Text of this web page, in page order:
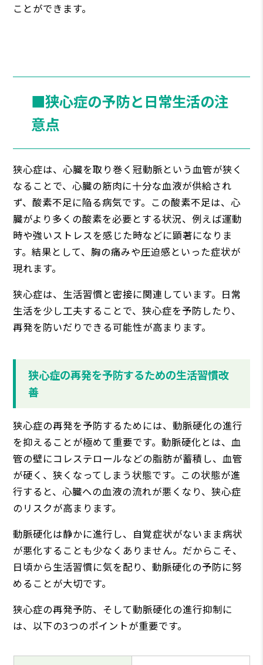
ことができます。
■狭心症の予防と日常生活の注
意点
狭心症は、心臓を取り巻く冠動脈という血管が狭く
なることで、心臓の筋肉に十分な血液が供給され
ず、酸素不足に陥る病気です。この酸素不足は、心
臓がより多くの酸素を必要とする状況、例えば運動
時や強いストレスを感じた時などに顕著になりま
す。結果として、胸の痛みや圧迫感といった症状が
現れます。
狭心症は、生活習慣と密接に関連しています。日常
生活を少し工夫することで、狭心症を予防したり、
再発を防いだりできる可能性が高まります。
狭心症の再発を予防するための生活習慣改
善
狭心症の再発を予防するためには、動脈硬化の進行
を抑えることが極めて重要です。動脈硬化とは、血
管の壁にコレステロールなどの脂肪が蓄積し、血管
が硬く、狭くなってしまう状態です。この状態が進
行すると、心臓への血液の流れが悪くなり、狭心症
のリスクが高まります。
動脈硬化は静かに進行し、自覚症状がないまま病状
が悪化することも少なくありません。だからこそ、
日頃から生活習慣に気を配り、動脈硬化の予防に努
めることが大切です。
狭心症の再発予防、そして動脈硬化の進行抑制に
は、以下の3つのポイントが重要です。